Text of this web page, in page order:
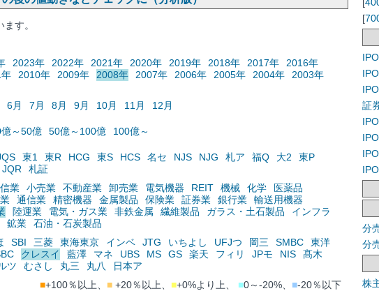
す。
2023年 2022年 2021年 2020年 2019年 2018年 2017年
2016年
2010年 2009年 2008年 2007年 2006年 2005年 2004年
2003年
6月 7月 8月 9月 10月 11月 12月
～50億 50億～100億 100億～
東1 東R HCG 東S HCS 名セ NJS NJG 札ア 福Q 大2
東P
JQR
札証
業 小売業 不動産業 卸売業 電気機器 REIT 機械 化学
医薬品
通信業 精密機器 金属製品 保険業 証券業 銀行業
輸送用機器
陸運業 電気・ガス業 非鉄金属 繊維製品 ガラス・土石製品
インフラ
鉱業
石油・石炭製品
SBI 三菱 東海東京 インベ JTG いちよし UFJつ 岡三 SMBC
東洋
クレスイ 藍澤 マネ UBS MS GS 楽天 フィリ JPモ NIS
髙木
ツ むさし 丸三 丸八
日本ア
■+100％以上、 ■+20％以上、 ■+0%より上、 ■0～-20%、 ■-20％以下
[
証
分
分
株